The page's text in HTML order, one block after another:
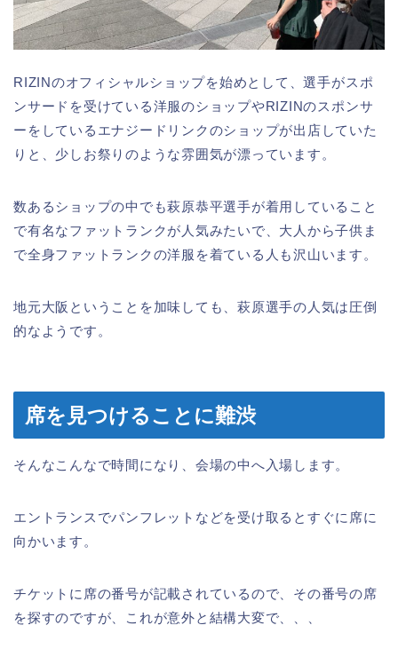
RIZINのオフィシャルショップを始めとして、選手がスポ
ンサードを受けている洋服のショップやRIZINのスポンサ
ーをしているエナジードリンクのショップが出店していた
りと、少しお祭りのような雰囲気が漂っています。
数あるショップの中でも萩原恭平選手が着用していること
で有名なファットランクが人気みたいで、大人から子供ま
で全身ファットランクの洋服を着ている人も沢山います。
地元大阪ということを加味しても、萩原選手の人気は圧倒
的なようです。
席を見つけることに難渋
そんなこんなで時間になり、会場の中へ入場します。
エントランスでパンフレットなどを受け取るとすぐに席に
向かいます。
チケットに席の番号が記載されているので、その番号の席
を探すのですが、これが意外と結構大変で、、、